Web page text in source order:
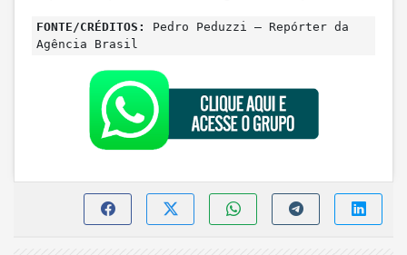
FONTE/CRÉDITOS:
Pedro Peduzzi – Repórter da
Agência Brasil